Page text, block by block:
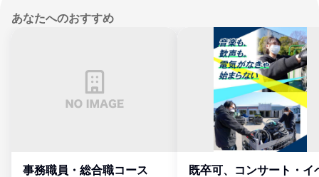
あなたへのおすすめ
事務職員・総合職コース
既卒可、コンサート・イ